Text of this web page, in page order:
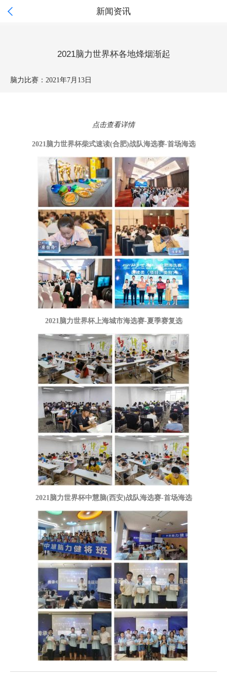
 新闻资讯
2021脑力世界杯各地烽烟渐起
脑力比赛： 2021年7月13日
点击查看详情
2021脑力世界杯柴式速读(合肥)战队海选赛-首场海选
2021脑力世界杯上海城市海选赛-夏季赛复选
2021脑力世界杯中慧脑(西安)战队海选赛-首场海选